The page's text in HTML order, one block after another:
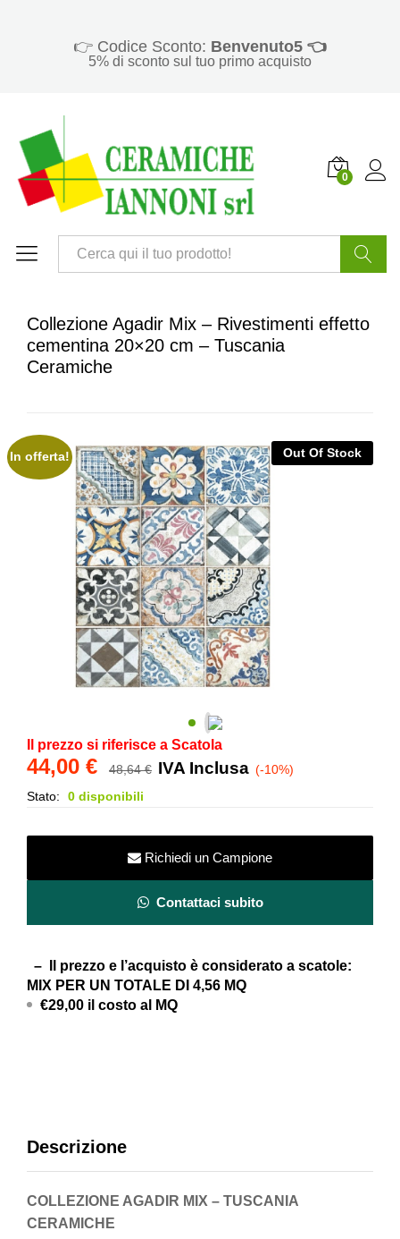
👉 Codice Sconto: Benvenuto5 👈
5% di sconto sul tuo primo acquisto
0
Collezione Agadir Mix – Rivestimenti effetto
cementina 20×20 cm – Tuscania
Ceramiche
In offerta! Out Of Stock
Il prezzo si riferisce a Scatola
44,00 € 48,64€ IVA Inclusa (-10%)
Stato:
0 disponibili
Richiedi un Campione
Contattaci subito
– Il prezzo e l’acquisto è considerato a scatole:
MIX PER UN TOTALE DI 4,56 MQ
€29,00 il costo al MQ
Descrizione
COLLEZIONE AGADIR MIX – TUSCANIA
CERAMICHE